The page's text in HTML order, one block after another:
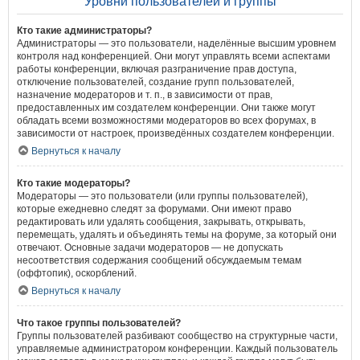
Кто такие администраторы?
Администраторы — это пользователи, наделённые высшим уровнем
контроля над конференцией. Они могут управлять всеми аспектами
работы конференции, включая разграничение прав доступа,
отключение пользователей, создание групп пользователей,
назначение модераторов и т. п., в зависимости от прав,
предоставленных им создателем конференции. Они также могут
обладать всеми возможностями модераторов во всех форумах, в
зависимости от настроек, произведённых создателем конференции.
Вернуться к началу
Кто такие модераторы?
Модераторы — это пользователи (или группы пользователей),
которые ежедневно следят за форумами. Они имеют право
редактировать или удалять сообщения, закрывать, открывать,
перемещать, удалять и объединять темы на форуме, за который они
отвечают. Основные задачи модераторов — не допускать
несоответствия содержания сообщений обсуждаемым темам
(оффтопик), оскорблений.
Вернуться к началу
Что такое группы пользователей?
Группы пользователей разбивают сообщество на структурные части,
управляемые администратором конференции. Каждый пользователь